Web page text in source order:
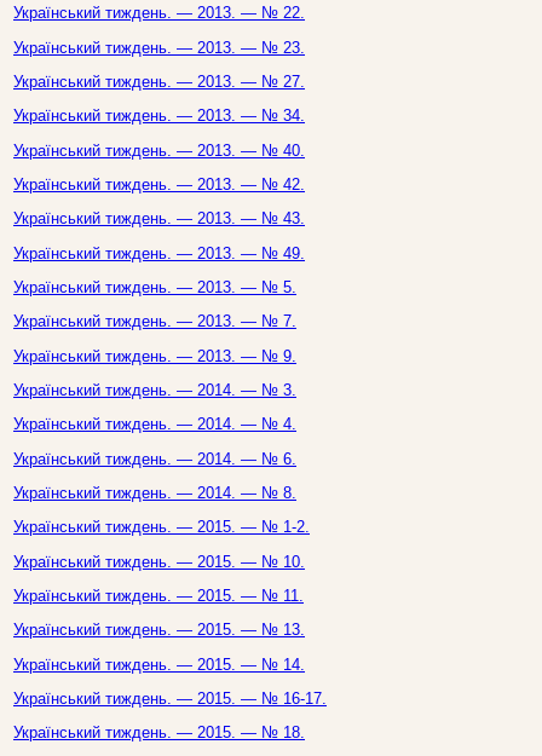
Український тиждень. — 2013. — № 22.
Український тиждень. — 2013. — № 23.
Український тиждень. — 2013. — № 27.
Український тиждень. — 2013. — № 34.
Український тиждень. — 2013. — № 40.
Український тиждень. — 2013. — № 42.
Український тиждень. — 2013. — № 43.
Український тиждень. — 2013. — № 49.
Український тиждень. — 2013. — № 5.
Український тиждень. — 2013. — № 7.
Український тиждень. — 2013. — № 9.
Український тиждень. — 2014. — № 3.
Український тиждень. — 2014. — № 4.
Український тиждень. — 2014. — № 6.
Український тиждень. — 2014. — № 8.
Український тиждень. — 2015. — № 1-2.
Український тиждень. — 2015. — № 10.
Український тиждень. — 2015. — № 11.
Український тиждень. — 2015. — № 13.
Український тиждень. — 2015. — № 14.
Український тиждень. — 2015. — № 16-17.
Український тиждень. — 2015. — № 18.